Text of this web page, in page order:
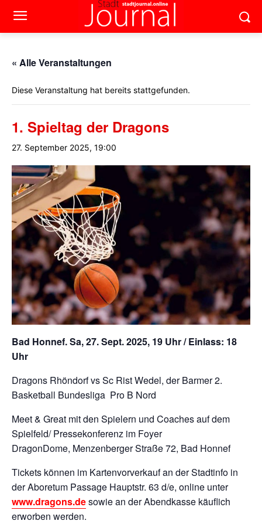
« Alle Veranstaltungen
Diese Veranstaltung hat bereits stattgefunden.
1. Spieltag der Dragons
27. September 2025, 19:00
Bad Honnef. Sa, 27. Sept. 2025, 19 Uhr / Einlass: 18
Uhr
Dragons Rhöndorf vs Sc Rist Wedel, der Barmer 2.
Basketball Bundesliga Pro B Nord
Meet & Great mit den Spielern und Coaches auf dem
Spielfeld/ Pressekonferenz im Foyer
DragonDome, Menzenberger Straße 72, Bad Honnef
Tickets können im Kartenvorverkauf an der Stadtinfo in
der Aboretum Passage Hauptstr. 63 d/e, online unter
www.dragons.desowie an der Abendkasse käuflich
erworben werden.